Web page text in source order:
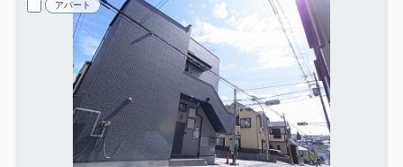
アパート